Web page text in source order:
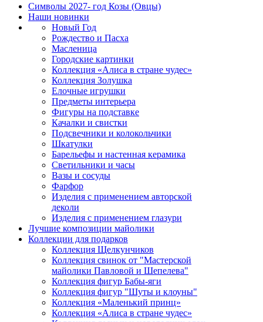
Символы 2027- год Козы (Овцы)
Наши новинки
Новый Год
Рождество и Пасха
Масленица
Городские картинки
Коллекция «Алиса в стране чудес»
Коллекция Золушка
Елочные игрушки
Предметы интерьера
Фигуры на подставке
Качалки и свистки
Подсвечники и колокольчики
Шкатулки
Барельефы и настенная керамика
Светильники и часы
Вазы и сосуды
Фарфор
Изделия с применением авторской
деколи
Изделия с применением глазури
Лучшие композиции майолики
Коллекции для подарков
Коллекция Щелкунчиков
Коллекция свинок от "Мастерской
майолики Павловой и Шепелева"
Коллекция фигур Бабы-яги
Коллекция фигур "Шуты и клоуны"
Коллекция «Маленький принц»
Коллекция «Алиса в стране чудес»